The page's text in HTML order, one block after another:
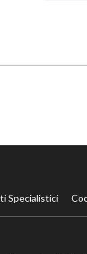
Specialistici